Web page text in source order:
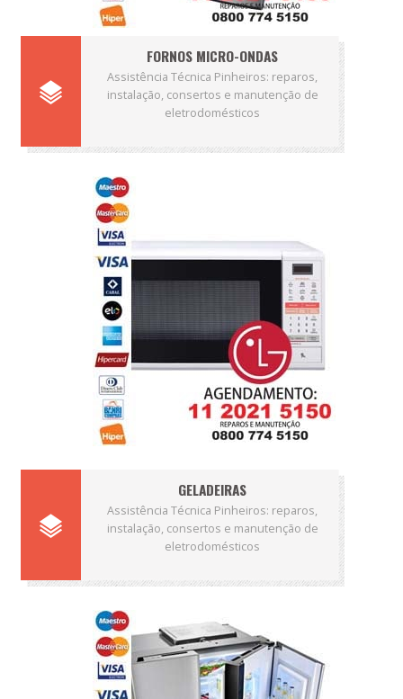
FORNOS MICRO-ONDAS
Assistência Técnica Pinheiros: reparos,
instalação, consertos e manutenção de
eletrodomésticos
GELADEIRAS
Assistência Técnica Pinheiros: reparos,
instalação, consertos e manutenção de
eletrodomésticos